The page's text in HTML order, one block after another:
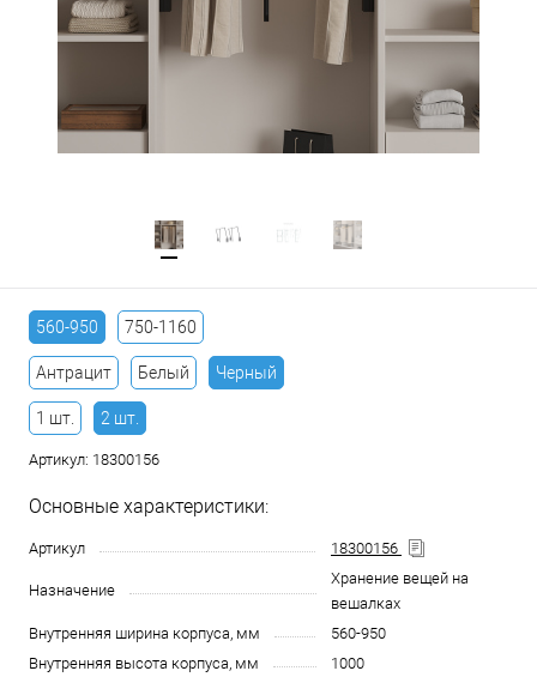
560-950 750-1160
Антрацит Белый Черный
1 шт. 2 шт.
Артикул: 18300156
Основные характеристики:
Артикул 18300156
Назначение
Хранение вещей на
вешалках
Внутренняя ширина корпуса, мм
560-950
Внутренняя высота корпуса, мм
1000